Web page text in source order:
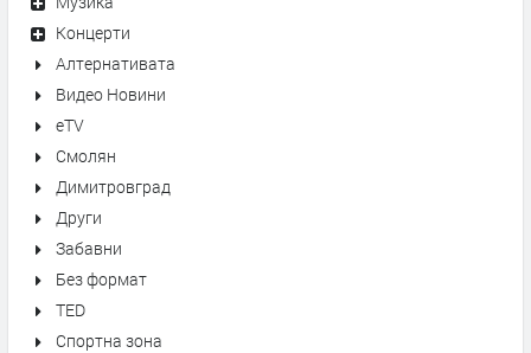
Концерти
Алтернативата
Видео Новини
eTV
Смолян
Димитровград
Други
Забавни
Без формат
TED
Спортна зона